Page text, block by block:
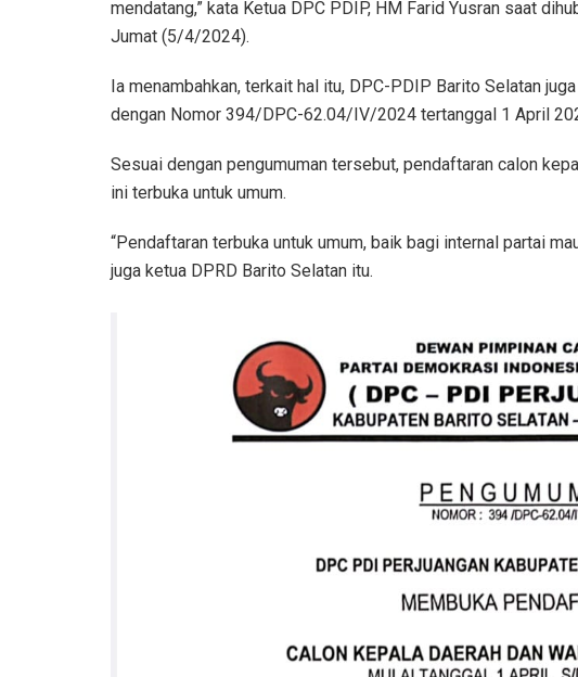
mendatang,” kata Ketua DPC PDIP, HM Farid Yusran saat
Jumat (5/4/2024).
Ia menambahkan, terkait hal itu, DPC-PDIP Barito Selatan
dengan Nomor 394/DPC-62.04/IV/2024 tertanggal 1 April
Sesuai dengan pengumuman tersebut, pendaftaran calon
ini terbuka untuk umum.
“Pendaftaran terbuka untuk umum, baik bagi internal partai
juga ketua DPRD Barito Selatan itu.